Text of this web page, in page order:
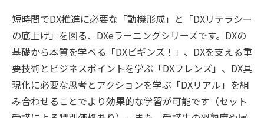
短時間でDX推進に必要な「動機形成」と「DXリテラシー
の底上げ」を図る、DXeラーニングシリーズです。DXの
基礎から本質を学べる「DXビギンズ！」、DXを支える重
要技術とビジネスポイントを学ぶ「DXフレンズ」、DX具
現化に必要な思考とアクションを学ぶ「DXリアル」を組
み合わせることでより効果的な学習が可能です（セット